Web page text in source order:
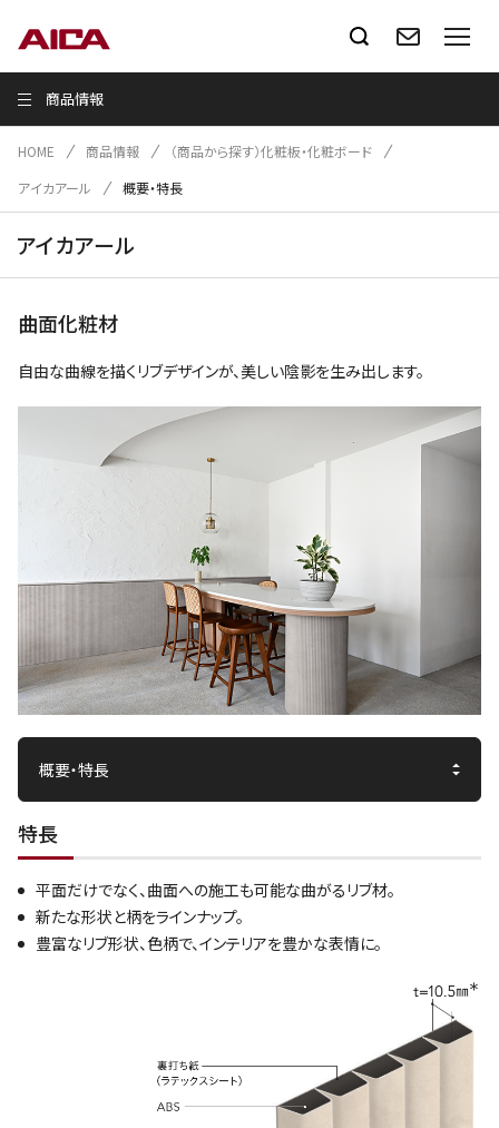
商品情報
HOME 商品情報
（商品から探す）化粧板・化粧ボード
アイカアール
概要・特長
アイカアール
曲面化粧材
自由な曲線を描くリブデザインが、美しい陰影を生み出します。
特長
平面だけでなく、曲面への施工も可能な曲がるリブ材。
新たな形状と柄をラインナップ。
豊富なリブ形状、色柄で、インテリアを豊かな表情に。